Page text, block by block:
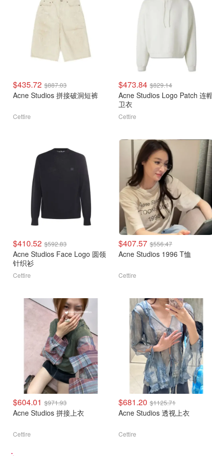
$435.72 $887.03
Acne Studios 拼接破洞短裤
Cettire
$473.84 $829.14
Acne Studios Logo Patch 连
卫衣
Cettire
$410.52 $592.83
Acne Studios Face Logo 圆领
针织衫
Cettire
$407.57 $556.47
Acne Studios 1996 T恤
Cettire
$604.01 $971.93
Acne Studios 拼接上衣
Cettire
$681.20 $1125.71
Acne Studios 透视上衣
Cettire